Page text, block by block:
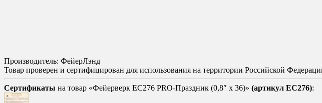
Производитель: ФейерЛэнд
Товар проверен и сертифицирован для использования на территории Российской
Сертификаты на товар «Фейерверк ЕС276 PRO-Праздник (0,8″ х 36)» (артикул ЕС276):